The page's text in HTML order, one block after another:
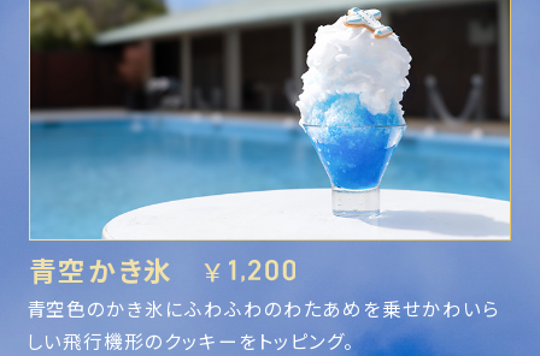
青空かき氷 ￥
青空色のかき氷にふわふわのわたあめを乗せかわいら
しい飛行機形のクッキーをトッピング。